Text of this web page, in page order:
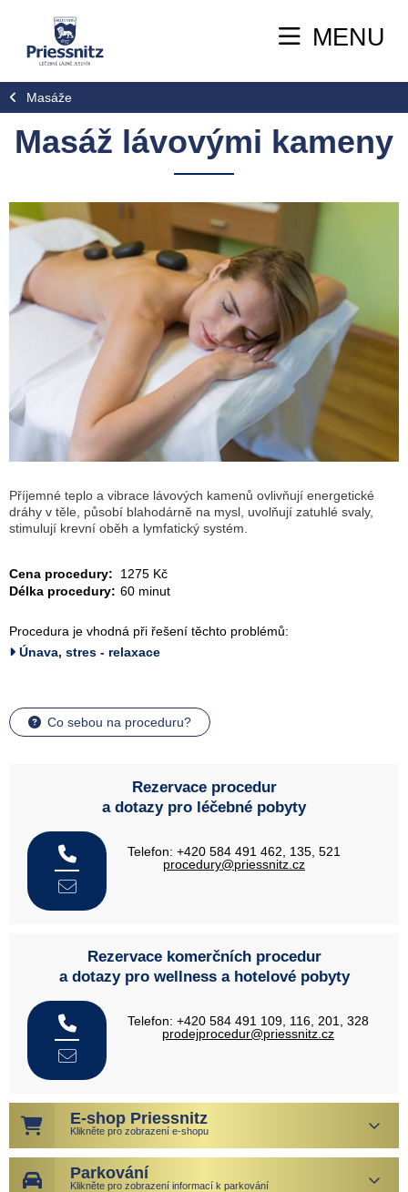
MENU
Masáže
Masáž lávovými kameny
Příjemné teplo a vibrace lávových kamenů ovlivňují energetické
dráhy v těle, působí blahodárně na mysl, uvolňují zatuhlé svaly,
stimulují krevní oběh a lymfatický systém.
Cena procedury:
1275 Kč
Délka procedury: 60 minut
Procedura je vhodná při řešení těchto problémů:
Únava, stres - relaxace
Co sebou na proceduru?
Rezervace procedur
a dotazy pro léčebné pobyty
Telefon: +420 584 491 462, 135, 521
procedury@priessnitz.cz
Rezervace komerčních procedur
a dotazy pro wellness a hotelové pobyty
Telefon: +420 584 491 109, 116, 201, 328
prodejprocedur@priessnitz.cz
E-shop Priessnitz
Klikněte pro zobrazení e-shopu
Parkování
Klikněte pro zobrazení informací k parkování